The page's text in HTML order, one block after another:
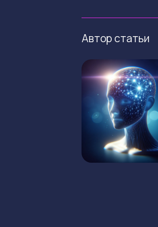
Автор статьи